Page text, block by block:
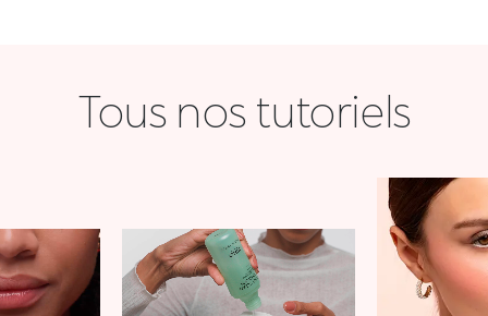
Tous nos tutoriels